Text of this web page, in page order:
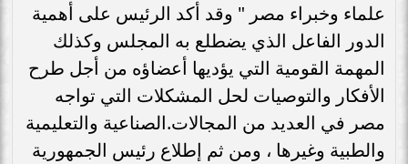
علماء وخبراء مصر " وقد أكد الرئيس على أهمية
الدور الفاعل الذي يضطلع به المجلس وكذلك
المهمة القومية التي يؤديها أعضاؤه من أجل طرح
الأفكار والتوصيات لحل المشكلات التي تواجه
مصر في العديد من المجالات.الصناعية والتعليمية
والطبية وغيرها ، ومن ثم إطلاع رئيس الجمهورية